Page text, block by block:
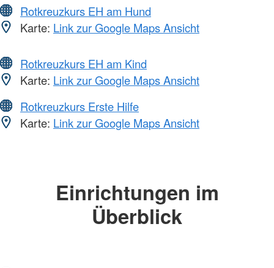
Rotkreuzkurs EH am Hund
Karte: Link zur Google Maps Ansicht
Rotkreuzkurs EH am Kind
Karte: Link zur Google Maps Ansicht
Rotkreuzkurs Erste Hilfe
Karte: Link zur Google Maps Ansicht
Einrichtungen im
Überblick